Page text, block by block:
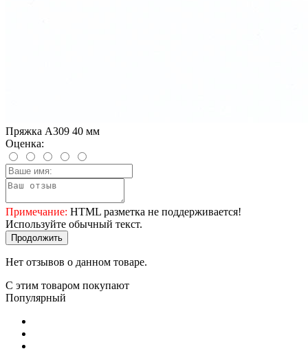
Пряжка A309 40 мм
Оценка:
Примечание: HTML разметка не поддерживается!
Используйте обычный текст.
Продолжить
Нет отзывов о данном товаре.
С этим товаром покупают
Популярный